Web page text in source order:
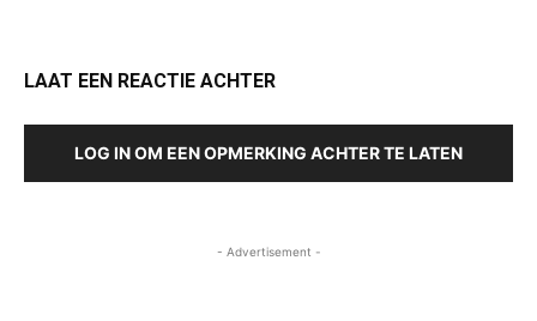
LAAT EEN REACTIE ACHTER
LOG IN OM EEN OPMERKING ACHTER TE LATEN
- Advertisement -